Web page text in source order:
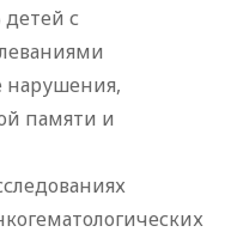
детей с
нарушения,
памяти и